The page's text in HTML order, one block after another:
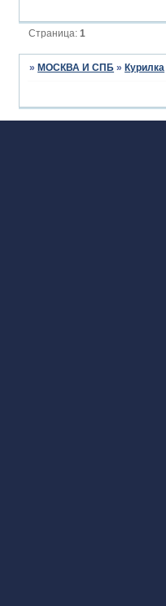
Страница:1
» МОСКВА И СПБ » Курилка